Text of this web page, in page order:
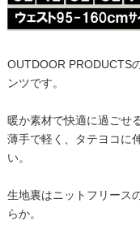
OUTDOOR PRODUCTS
ンツです。
暖か素材で快適に過ごせ
薄手で軽く、タテヨコに
い。
生地裏はニットフリース
らか。